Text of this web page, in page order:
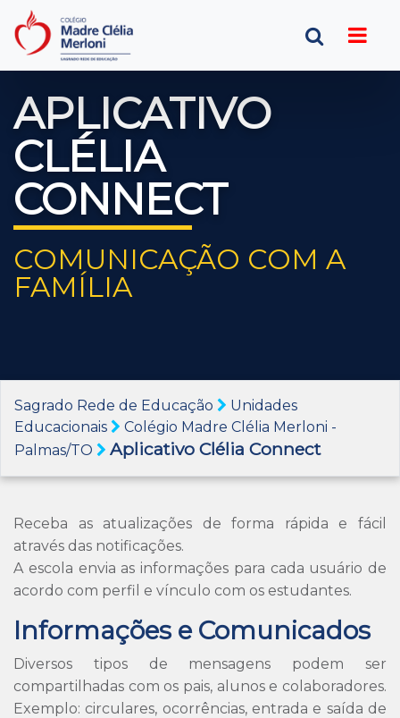
APLICATIVO
CLÉLIA
CONNECT
COMUNICAÇÃO COM A
FAMÍLIA
Sagrado Rede de Educação
Unidades
Educacionais
Colégio Madre Clélia Merloni -
Palmas/TO
Aplicativo Clélia Connect
Receba as atualizações de forma rápida e fácil
através das notificações.
A escola envia as informações para cada usuário de
acordo com perfil e vínculo com os estudantes.
Informações e Comunicados
Diversos tipos de mensagens podem ser
compartilhadas com os pais, alunos e colaboradores.
Exemplo: circulares, ocorrências, entrada e saída de